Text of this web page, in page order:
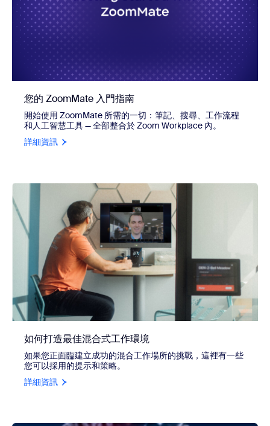
您的 ZoomMate 入門指南
開始使用 ZoomMate 所需的一切：筆記、搜尋、工作流程
和人工智慧工具 — 全部整合於 Zoom Workplace 內。
詳細資訊
如何打造最佳混合式工作環境
如果您正面臨建立成功的混合工作場所的挑戰，這裡有一些
您可以採用的提示和策略。
詳細資訊